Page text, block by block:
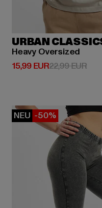
URBAN
Heavy Oversized
15,99 EUR
Derzeitiger Preis: 15,99
22,99 EUR
NEU -50%